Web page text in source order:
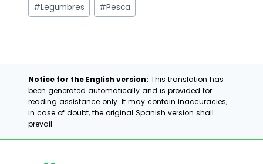
la
#Legumbres #Pesca
Notice for the English version: This translation has
been generated automatically and is provided for
reading assistance only. It may contain inaccuracies;
in case of doubt, the original Spanish version shall
prevail.